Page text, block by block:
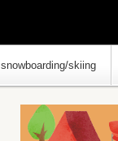
snowboarding/skiing